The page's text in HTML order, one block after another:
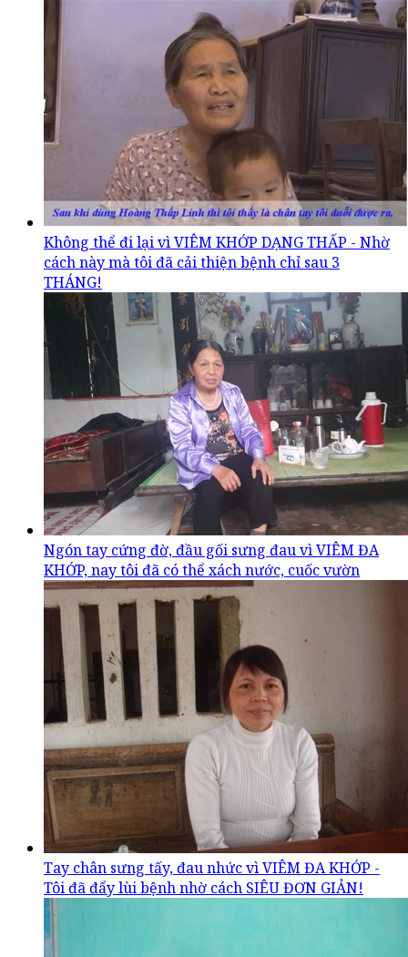
Không thể đi lại vì VIÊM KHỚP DẠNG THẤP - Nhờ
cách này mà tôi đã cải thiện bệnh chỉ sau 3
THÁNG!
Ngón tay cứng đờ, đầu gối sưng đau vì VIÊM ĐA
KHỚP, nay tôi đã có thể xách nước, cuốc vườn
Tay chân sưng tấy, đau nhức vì VIÊM ĐA KHỚP -
Tôi đã đẩy lùi bệnh nhờ cách SIÊU ĐƠN GIẢN!